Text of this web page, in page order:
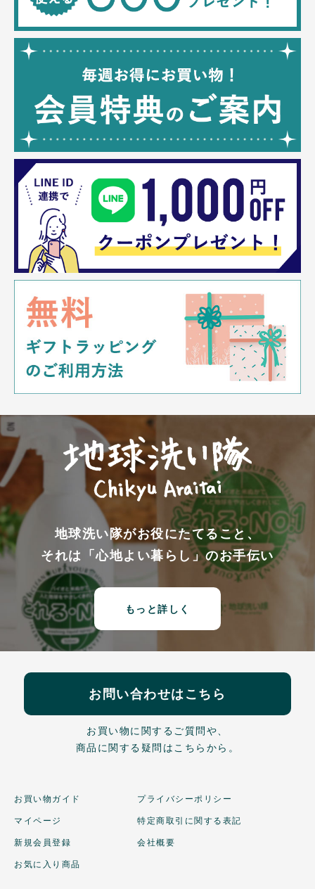
地球洗い隊がお役にたてること、
それは「心地よい暮らし」のお手伝い
もっと詳しく
お問い合わせはこちら
お買い物に関するご質問や、
商品に関する疑問はこちらから。
お買い物ガイド
マイページ
新規会員登録
お気に入り商品
プライバシーポリシー
特定商取引に関する表記
会社概要